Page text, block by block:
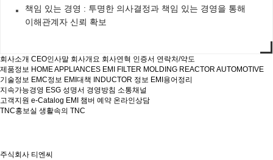
책임 있는 경영 : 투명한 의사결정과 책임 있는 경영을 통해
이해관계자 신뢰 확보
회사소개 CEO인사말 회사개요 회사연혁 인증서 연락처/약도
제품정보 HOME APPLIANCES EMI FILTER MOLDING REACTOR AUTOMOTIVE
기술정보 EMC정보 EMI대책 INDUCTOR 정보 EMI용어정리
지속가능경영 ESG 성명서 경영방침 소통채널
고객지원 e-Catalog EMI 챔버 예약 온라인상담
TNC홍보실 생활속의 TNC
주식회사 티엔씨